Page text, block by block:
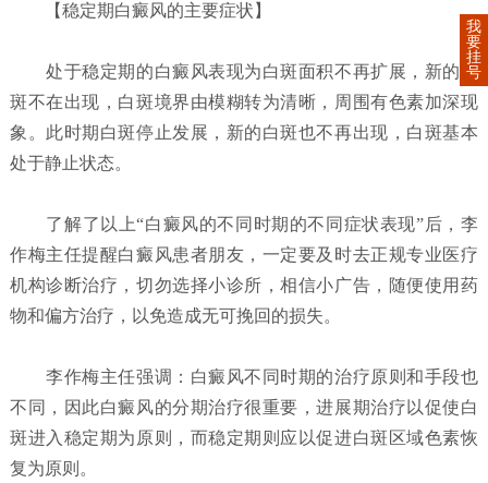
【稳定期白癜风的主要症状】
处于稳定期的白癜风表现为白斑面积不再扩展，新的白
斑不在出现，白斑境界由模糊转为清晰，周围有色素加深现
象。此时期白斑停止发展，新的白斑也不再出现，白斑基本
处于静止状态。
了解了以上“白癜风的不同时期的不同症状表现”后，李
作梅主任提醒白癜风患者朋友，一定要及时去正规专业医疗
机构诊断治疗，切勿选择小诊所，相信小广告，随便使用药
物和偏方治疗，以免造成无可挽回的损失。
李作梅主任强调：白癜风不同时期的治疗原则和手段也
不同，因此白癜风的分期治疗很重要，进展期治疗以促使白
斑进入稳定期为原则，而稳定期则应以促进白斑区域色素恢
复为原则。
我
要
挂
号